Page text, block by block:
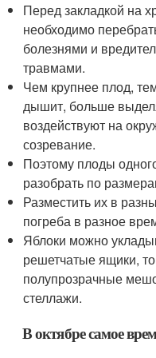
Перед закладкой на
необходимо
болезнями и
травмами.
Чем крупнее плод,
дышит, больше
воздействуют на
созревание.
Поэтому плоды
разобрать по
Разместить их в
погреба в разное
Яблоки можно
решетчатые ящики,
полупрозрачные
стеллажи.
В октябре самое